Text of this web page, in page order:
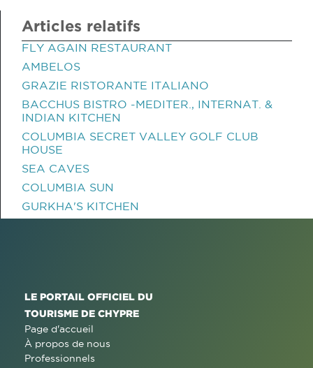
Articles relatifs
FLY AGAIN RESTAURANT
AMBELOS
GRAZIE RISTORANTE ITALIANO
BACCHUS BISTRO -MEDITER., INTERNAT. &
INDIAN KITCHEN
COLUMBIA SECRET VALLEY GOLF CLUB
HOUSE
SEA CAVES
COLUMBIA SUN
GURKHA'S KITCHEN
LE PORTAIL OFFICIEL DU
TOURISME DE CHYPRE
Page d'accueil
À propos de nous
Professionnels